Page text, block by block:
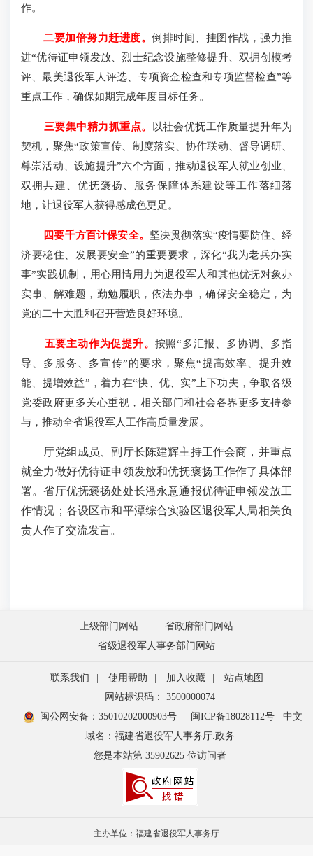
作。
二要加倍努力赶进度。 倒排时间、挂图作战，强力推
进“优待证申领发放、烈士纪念设施整修提升、双拥创模考
评、最美退役军人评选、专项资金检查和专项监督检查”等
重点工作，确保如期完成年度目标任务。
三要集中精力抓重点。
以社会优抚工作质量提升年为
契机，聚焦“政策宣传、制度落实、协作联动、督导调研、
尊崇活动、设施提升”六个方面，推动退役军人就业创业、
双拥共建、优抚褒扬、服务保障体系建设等工作落细落
地，让退役军人获得感成色更足。
四要千方百计保安全。 坚决贯彻落实“疫情要防住、经
济要稳住、发展要安全”的重要要求，深化“我为老兵办实
事”实践机制，用心用情用力为退役军人和其他优抚对象办
实事、解难题，勤勉履职，依法办事，确保安全稳定，为
党的二十大胜利召开营造良好环境。
五要主动作为促提升。 按照“多汇报、多协调、多指
导、多服务、多宣传”的要求，聚焦“提高效率、提升效
能、提增效益”，着力在“快、优、实”上下功夫，争取各级
党委政府更多关心重视，相关部门和社会各界更多支持参
与，推动全省退役军人工作高质量发展。
厅党组成员、副厅长陈建辉主持工作会商，并重点
就全力做好优待证申领发放和优抚褒扬工作作了具体部
署。省厅优抚褒扬处处长潘永意通报优待证申领发放工
作情况；各设区市和平潭综合实验区退役军人局相关负
责人作了交流发言。
上级部门网站
省政府部门网站
省级退役军人事务部门网站
联系我们 | 使用帮助 | 加入收藏 |
站点地图
网站标识码： 3500000074
闽公网安备：35010202000903号
闽ICP备18028112号
中文
域名：福建省退役军人事务厅.政务
您是本站第 35902625 位访问者
主办单位：福建省退役军人事务厅